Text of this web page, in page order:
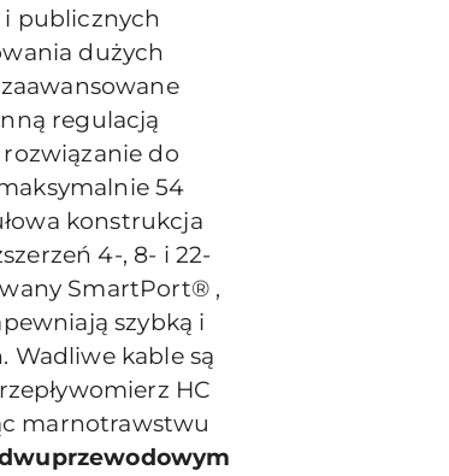
publicznych
dużych
regulacją
do
54
konstrukcja
4-, 8- i 22-
SmartPort® ,
szybką i
Wadliwe kable są
HC
marnotrawstwu